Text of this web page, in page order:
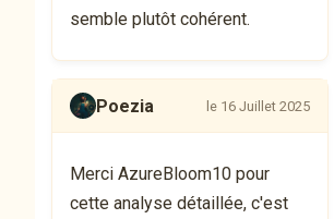
semble plutôt cohérent.
Poezia le 16 Juillet 2025
Merci AzureBloom10 pour
cette analyse détaillée, c'est